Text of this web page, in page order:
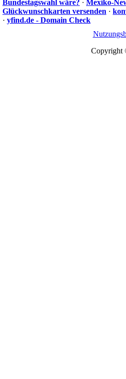
Bundestagswahl wäre? · Mexiko-
Glückwunschkarten versenden ·
· yfind.de - Domain Check
Copyright